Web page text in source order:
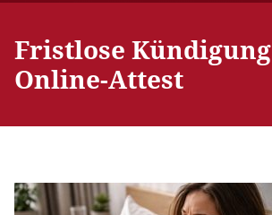
Fristlose
Online-Attest